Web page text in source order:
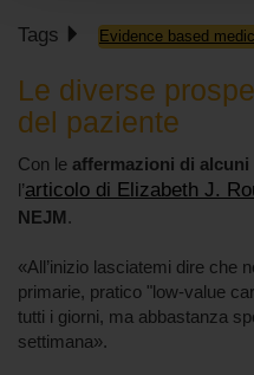
Tags Evidence based
Le diverse
del paziente
Con le affermazioni di
l’articolo di Elizabeth J.
NEJM.
«All’inizio lasciatemi dire che
primarie, pratico "low-value
tutti i giorni, ma abbastanza
settimana».